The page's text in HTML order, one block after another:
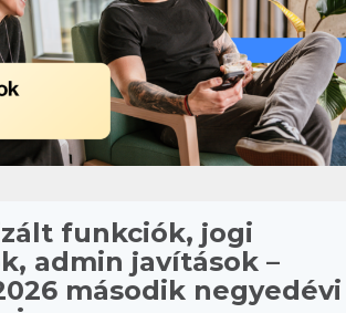
funkciók, jogi
admin javítások –
második negyedévi